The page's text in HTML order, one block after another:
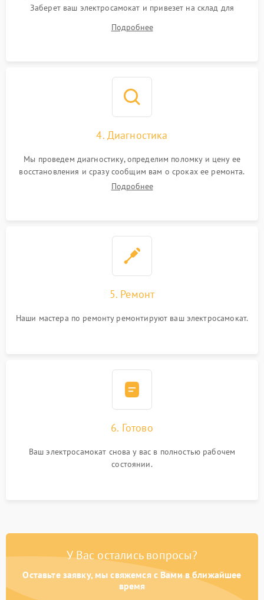
Заберет ваш электросамокат и привезет на склад для
Подробнее
4. Диагностика
Мы проведем диагностику, определим поломку и цену ее
восстановления и сразу сообщим вам о сроках ее ремонта.
Подробнее
5. Ремонт
Наши мастера по ремонту ремонтируют ваш электросамокат.
6. Готово
Ваш электросамокат снова у вас в полностью рабочем
состоянии.
У Вас остались вопросы?
Оставьте заявку, мы свяжемся с Вами в ближайшее
время